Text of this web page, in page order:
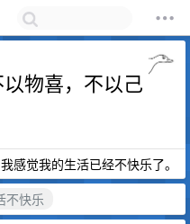
物喜，不以己
感觉我的生活已经不快乐了。
不快乐